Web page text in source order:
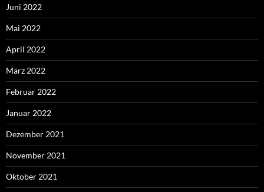
Juni 2022
Mai 2022
April 2022
März 2022
Februar 2022
Januar 2022
Dezember 2021
November 2021
Oktober 2021